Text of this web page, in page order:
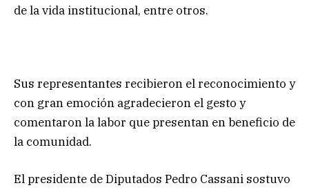
de la vida institucional, entre otros.
Sus representantes recibieron el reconocimiento y
con gran emoción agradecieron el gesto y
comentaron la labor que presentan en beneficio de
la comunidad.
El presidente de Diputados Pedro Cassani sostuvo